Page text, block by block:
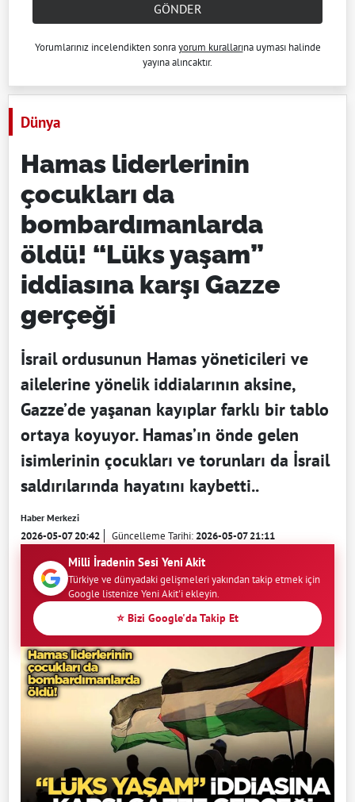
GÖNDER
Yorumlarınız incelendikten sonrayorum kurallarına uyması halinde
yayına alıncaktır.
Dünya
Hamas liderlerinin
çocukları da
bombardımanlarda
öldü! “Lüks yaşam”
iddiasına karşı Gazze
gerçeği
İsrail ordusunun Hamas yöneticileri ve
ailelerine yönelik iddialarının aksine,
Gazze’de yaşanan kayıplar farklı bir tablo
ortaya koyuyor. Hamas’ın önde gelen
isimlerinin çocukları ve torunları da İsrail
saldırılarında hayatını kaybetti..
Haber Merkezi
2026-05-07 20:42 Güncelleme Tarihi:2026-05-07 21:11
Milli İradenin Sesi Yeni Akit
Türkiye ve dünyadaki gelişmeleri yakından takip etmek için
Google listenize Yeni Akit'i ekleyin.
⭐ Bizi Google'da Takip Et